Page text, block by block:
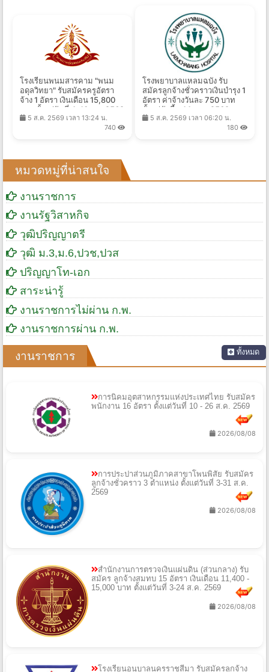
โรงเรียนพนมสารคาม "พนม
อดุลวิทยา" รับสมัครครูอัตรา
จ้าง 1 อัตรา เงินเดือน 15,800
บาท ตั้งแต่วันที่ 4-10 ส.ค.2569
5 ส.ค. 2569 เวลา 13:24 น.
740
โรงพยาบาลแหลมฉบัง รับ
สมัครลูกจ้างชั่วคราวเงินบำรุง 1
อัตรา ค่าจ้างวันละ 750 บาท
ตั้งแต่บัดนี้ - 14 ส.ค. 2569
5 ส.ค. 2569 เวลา 06:20 น.
180
หมวดหมู่ที่น่าสนใจ
งานราชการ
งานรัฐวิสาหกิจ
วุฒิปริญญาตรี
วุฒิ ม.3,ม.6,ปวช,ปวส
ปริญญาโท-เอก
สาระน่ารู้
งานราชการไม่ผ่าน ก.พ.
งานราชการผ่าน ก.พ.
งานราชการ ทั้งหมด
การนิคมอุตสาหกรรมแห่งประเทศไทย รับสมัคร
พนักงาน 16 อัตรา ตั้งแต่วันที่ 10 - 26 ส.ค. 2569
2026/08/08
การประปาส่วนภูมิภาคสาขาโพนพิสัย รับสมัคร
ลูกจ้างชั่วคราว 3 ตำแหน่ง ตั้งแต่วันที่ 3-31 ส.ค.
2569
2026/08/08
สำนักงานการตรวจเงินแผ่นดิน (ส่วนกลาง) รับ
สมัคร ลูกจ้างสมทบ 15 อัตรา เงินเดือน 11,400 -
15,000 บาท ตั้งแต่วันที่ 3-24 ส.ค. 2569
2026/08/08
โรงเรียนอนุบาลนครราชสีมา รับสมัครลูกจ้าง